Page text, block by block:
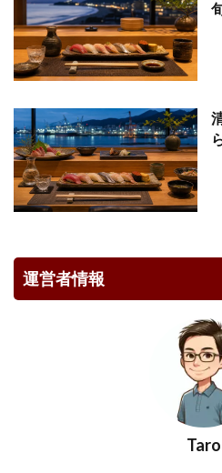
運営者情報
Taro